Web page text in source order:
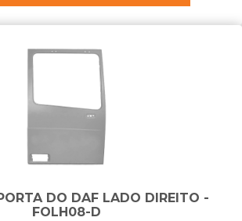
DO DAF LADO DIREITO -
FOLH08-D